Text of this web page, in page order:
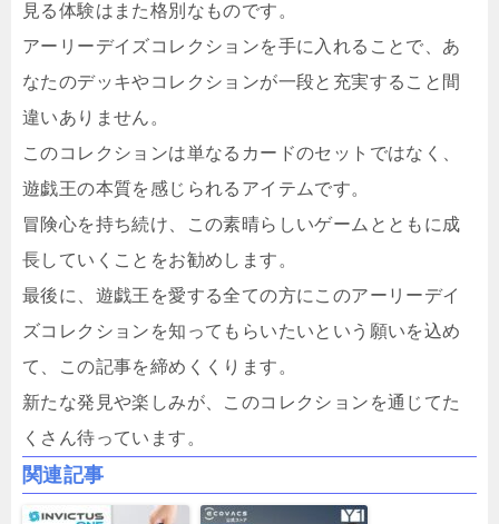
見る体験はまた格別なものです。
アーリーデイズコレクションを手に入れることで、あ
なたのデッキやコレクションが一段と充実すること間
違いありません。
このコレクションは単なるカードのセットではなく、
遊戯王の本質を感じられるアイテムです。
冒険心を持ち続け、この素晴らしいゲームとともに成
長していくことをお勧めします。
最後に、遊戯王を愛する全ての方にこのアーリーデイ
ズコレクションを知ってもらいたいという願いを込め
て、この記事を締めくくります。
新たな発見や楽しみが、このコレクションを通じてた
くさん待っています。
関連記事